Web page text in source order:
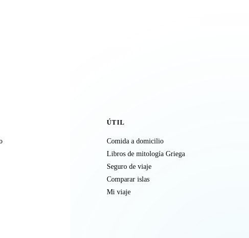
ÚTIL
Comida a domicilio
Libros de mitología Griega
Seguro de viaje
Comparar islas
Mi viaje